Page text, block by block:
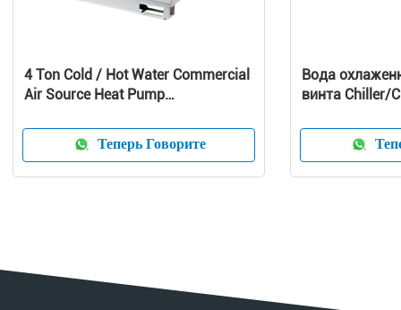
4 Ton Cold / Hot Water Commercial
Air Source Heat Pump
Теперь Говорите
Вода
винта Chiller/
охладитель